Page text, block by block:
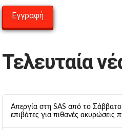
Τελευταία
Απεργία στη SAS από το
επιβάτες για πιθανές ακυρώσεις